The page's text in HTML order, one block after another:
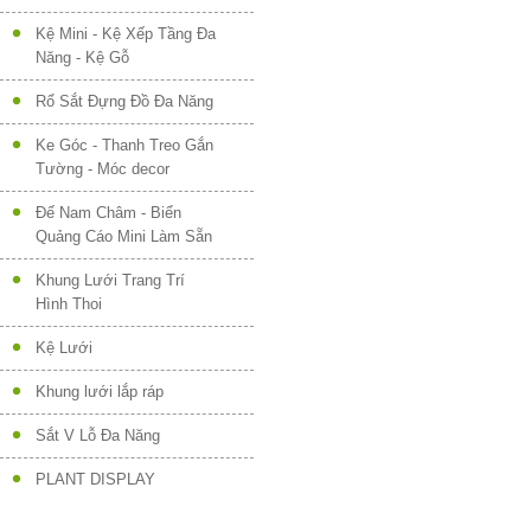
Kệ Mini - Kệ Xếp Tầng Đa
Năng - Kệ Gỗ
Rổ Sắt Đựng Đồ Đa Năng
Ke Góc - Thanh Treo Gắn
Tường - Móc decor
Đế Nam Châm - Biển
Quảng Cáo Mini Làm Sẵn
Khung Lưới Trang Trí
Hình Thoi
Kệ Lưới
Khung lưới lắp ráp
Sắt V Lỗ Đa Năng
PLANT DISPLAY